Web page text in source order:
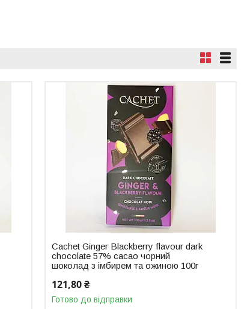
Cachet Ginger Blackberry flavour dark
chocolate 57% cacao чорний
шоколад з імбирем та ожиною 100г
121,80 ₴
Готово до відправки